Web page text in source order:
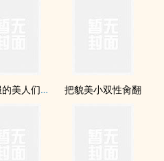
不穿衣服的美人们（np） 把貌美小双性肏翻